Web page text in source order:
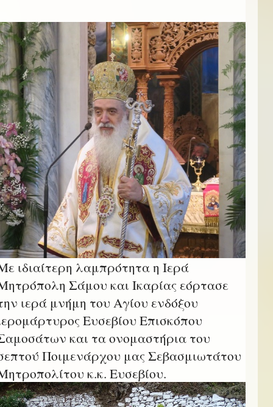
ιδιαίτερη λαμπρότητα η Ιερά
Σάμου και Ικαρίας εόρτασε
ιερά μνήμη του Αγίου ενδόξου
Ευσεβίου Επισκόπου
και τα ονομαστήρια του
Ποιμενάρχου μας Σεβασμιωτάτου
κ.κ. Ευσεβίου.